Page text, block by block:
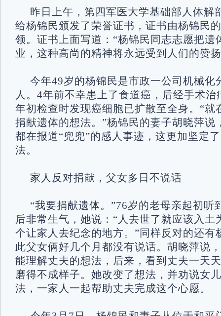
昨日上午，第四军医大学基础部人体解
给杨锦民颁发了荣誉证书，证书由杨锦民
领。证书上面写道：“杨锦民同志志愿把遗
业，这种高尚的精神将永远受到人们的赞
今年49岁的杨锦民是市政一公司机械化
人。4年前不幸患上了食道癌，后经手术
年初检查时发现癌细胞已扩散至全身。“就
捐献遗体的想法。”杨锦民的妻子胡晓萍说
都在报道“兜兜”的感人事迹，这更加坚定
法。
家人反对捐献，父女多日不说话
“我要捐献遗体。”76岁的老母亲起初听
后非常生气，她说：“人去世了就应该入土
个让家人去纪念的地方。”同样反对的还有
此父女俩好几个月都没有说话。胡晓萍说
能理解丈夫的想法，后来，看到丈夫一天
磨得不成样子。她改变了想法，并劝说女
法，一家人一起帮助丈夫完成这个心愿。